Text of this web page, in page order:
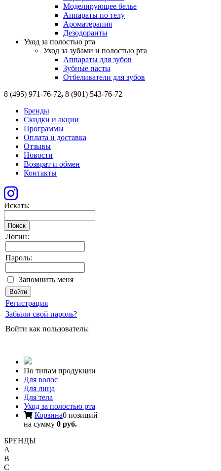
Моделирующее белье
Аппараты по телу
Ароматерапия
Дезодоранты
Уход за полостью рта
Уход за зубами и полостью рта
Аппараты для зубов
Зубные пасты
Отбеливатели для зубов
8 (495) 971-76-72, 8 (901) 543-76-72
Бренды
Скидки и акции
Программы
Оплата и доставка
Отзывы
Новости
Возврат и обмен
Контакты
Искать:
Поиск
Логин:
Пароль:
Запомнить меня
Регистрация
Забыли свой пароль?
Войти как пользователь:
По типам продукции
Для волос
Для лица
Для тела
Уход за полостью рта
Корзина0 позиций
на сумму 0 руб.
БРЕНДЫ
A
B
C